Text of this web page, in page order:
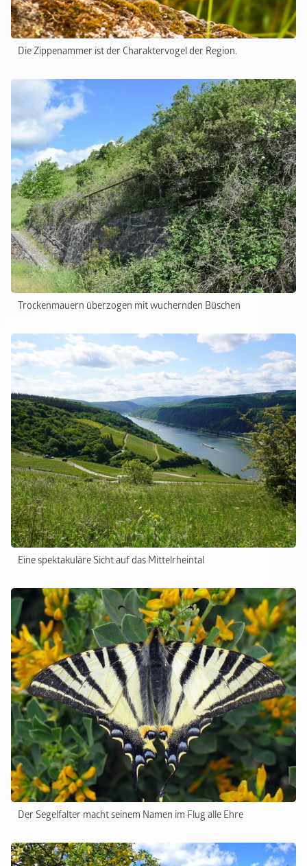
Die Zippenammer ist der Charaktervogel der Region.
Trockenmauern überzogen mit wuchernden Büschen
Eine spektakuläre Sicht auf das Mittelrheintal
Der Segelfalter macht seinem Namen im Flug alle Ehre